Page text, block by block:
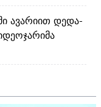
ავარიით დედა-